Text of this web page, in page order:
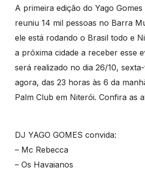
A primeira edição do Yago Gomes
reuniu 14 mil pessoas no Barra
ele está rodando o Brasil todo e
a próxima cidade a receber esse
será realizado no dia 26/10,
agora, das 23 horas às 6 da
Palm Club em Niterói. Confira as
DJ YAGO GOMES convida:
– Mc Rebecca
– Os Havaianos